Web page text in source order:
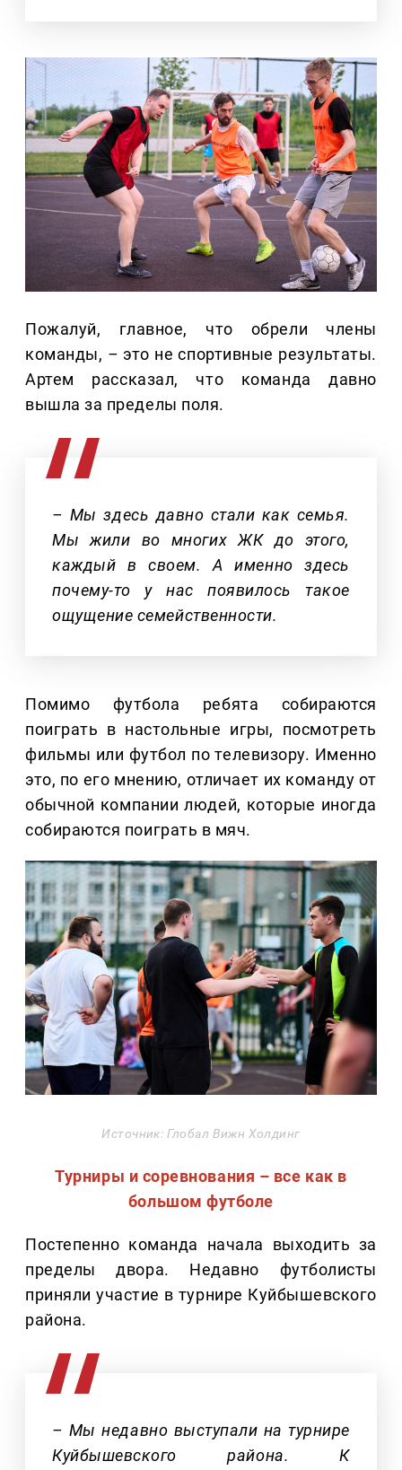
Пожалуй, главное, что обрели члены
команды, – это не спортивные результаты.
Артем рассказал, что команда давно
вышла за пределы поля.
– Мы здесь давно стали как семья.
Мы жили во многих ЖК до этого,
каждый в своем. А именно здесь
почему-то у нас появилось такое
ощущение семейственности.
Помимо футбола ребята собираются
поиграть в настольные игры, посмотреть
фильмы или футбол по телевизору. Именно
это, по его мнению, отличает их команду от
обычной компании людей, которые иногда
собираются поиграть в мяч.
Источник: Глобал Вижн Холдинг
Турниры и соревнования – все как в
большом футболе
Постепенно команда начала выходить за
пределы двора. Недавно футболисты
приняли участие в турнире Куйбышевского
района.
– Мы недавно выступали на турнире
Куйбышевского района. К